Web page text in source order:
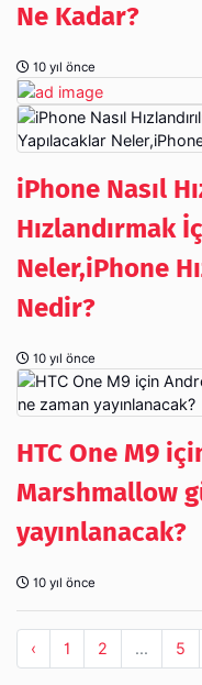
Ne Kadar?
10 yıl önce
iPhone Nasıl
Hızlandırmak
Neler,iPhone
Nedir?
10 yıl önce
HTC One M9
Marshmallow
yayınlanacak?
10 yıl önce
‹ 1 2 ... 5